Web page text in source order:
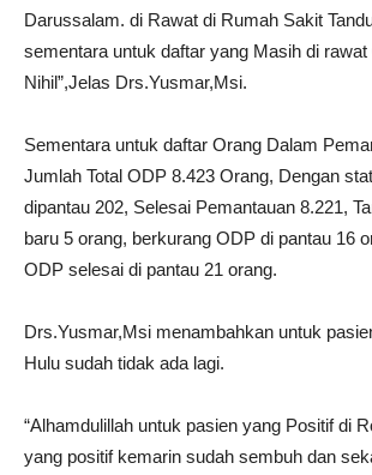
Darussalam. di Rawat di Rumah Sakit
sementara untuk daftar yang Masih di rawat
Nihil”,Jelas Drs.Yusmar,Msi.
Sementara untuk daftar Orang Dalam
Jumlah Total ODP 8.423 Orang, Dengan
dipantau 202, Selesai Pemantauan 8.221,
baru 5 orang, berkurang ODP di pantau 16
ODP selesai di pantau 21 orang.
Drs.Yusmar,Msi menambahkan untuk
Hulu sudah tidak ada lagi.
“Alhamdulillah untuk pasien yang Positif di
yang positif kemarin sudah sembuh dan